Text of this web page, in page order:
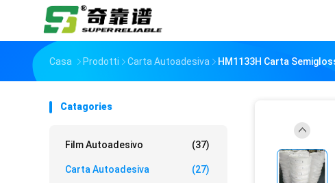
Casa Prodotti Carta Autoadesiva HM1133H Carta
Catagories
Film Autoadesivo (37)
Carta Autoadesiva (27)